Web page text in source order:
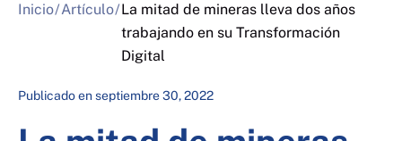
Inicio/Artículo/La mitad de mineras lleva dos años
trabajando en su Transformación
Digital
Publicado enseptiembre 30, 2022